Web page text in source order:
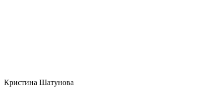
Кристина Шатунова